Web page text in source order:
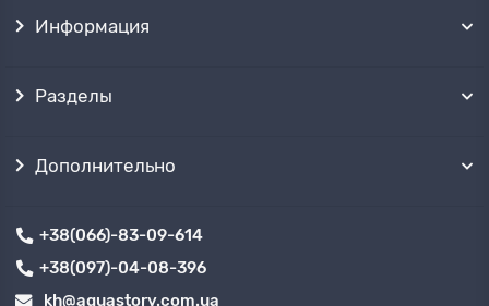
Информация
Разделы
Дополнительно
+38(066)-83-09-614
+38(097)-04-08-396
kh@aquastory.com.ua